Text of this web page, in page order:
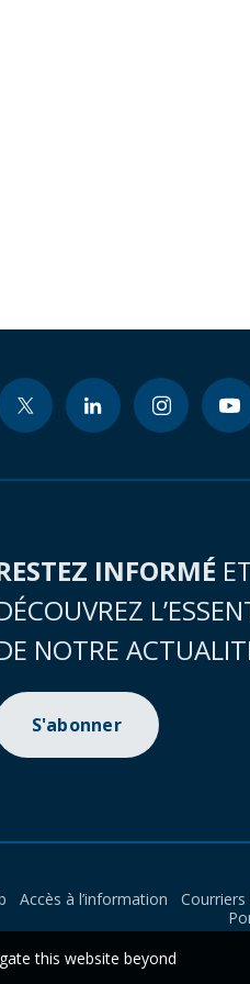
INFORMÉ
NOTRE
S'abonner
Accès à l’information
this website beyond